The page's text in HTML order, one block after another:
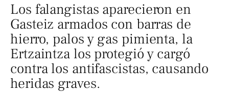
Los falangistas aparecieron en
Gasteiz armados con barras de
hierro, palos y gas pimienta, la
Ertzaintza los protegió y cargó
contra los antifascistas, causando
heridas graves.